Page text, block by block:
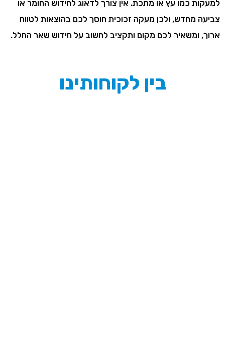
זכוכית היא חומר אשר קל לתחזק אותו, שלא כמו חומרים אחרים
למעקות כמו עץ או מתכת. אין צורך לדאוג לחידוש החומר או
ארוך, ומשאיר לכם מקום ותקציב לחשוב על חידוש שאר החלל.